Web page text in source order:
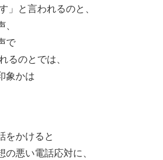
」と言われるのと、
、
で
るのとでは、
象かは
をかけると
の悪い電話応対に、